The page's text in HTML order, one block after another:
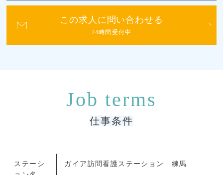
この求人に問い合わせる
24時間受付中
仕事条件
ステーシ
ガイア訪問看護ステーション 練馬